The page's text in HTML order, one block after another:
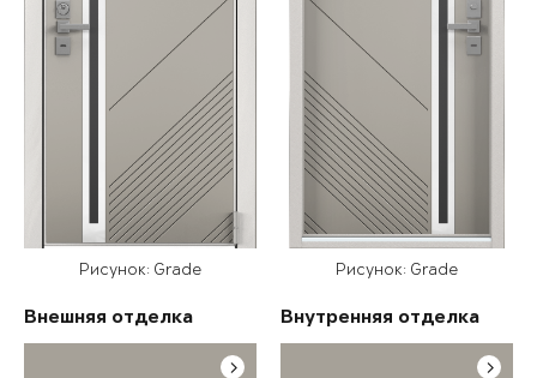
Рисунок: Grade
Внешняя отделка
Рисунок: Grade
Внутренняя отделка